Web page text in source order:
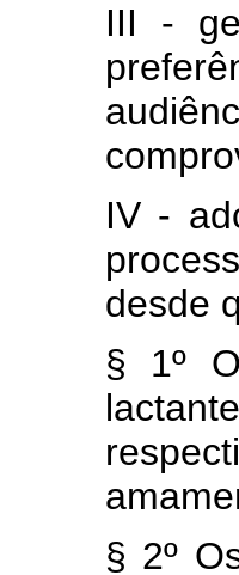
III -
IV -
desde
§ 1º
§ 2º